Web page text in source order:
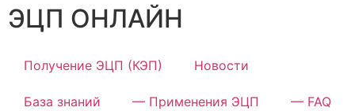
ЭЦП ОНЛАЙН
Получение ЭЦП (КЭП) Новости
База знаний — Применения ЭЦП — FAQ